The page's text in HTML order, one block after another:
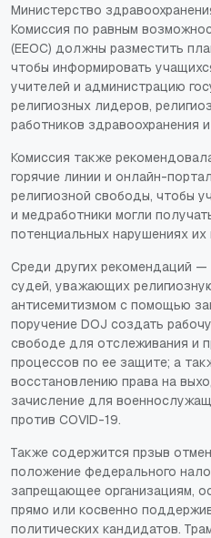
Министерство
Комиссия по равным
(EEOC) должны разместить
чтобы информировать
учителей и администрацию
религиозных лидеров,
работников здравоохранения
Комиссия также
горячие линии и онлайн-
религиозной свободы, чтобы
и медработники могли
потенциальных нарушениях их
Среди других рекомендаций
судей, уважающих
антисемитизмом с помощью
поручение DOJ создать
свободе для отслеживания и
процессов по ее защите; а
восстановлению права на
зачисление для
против COVID-19.
Также содержится прзыв
положение федерального
запрещающее организациям,
прямо или косвенно
политических кандидатов.